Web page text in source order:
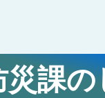
災課